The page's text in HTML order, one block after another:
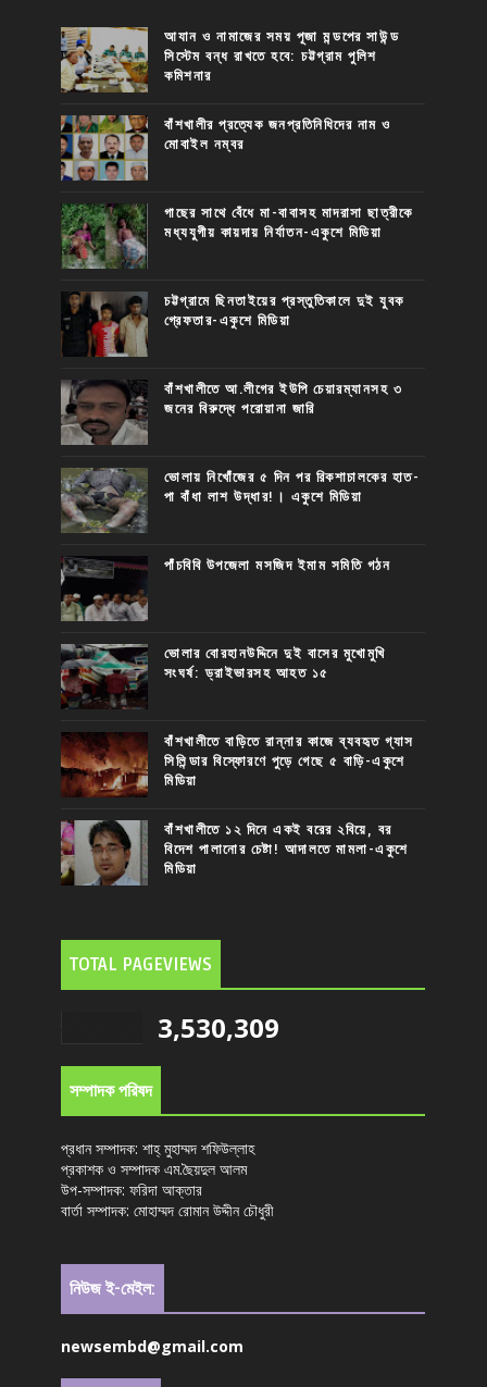
আযান ও নামাজের সময় পূজা মন্ডপের সাউন্ড
সিস্টেম বন্ধ রাখতে হবে: চট্টগ্রাম পুলিশ
কমিশনার
বাঁশখালীর প্রত্যেক জনপ্রতিনিধিদের নাম ও
মোবাইল নম্বর
গাছের সাথে বেঁধে মা-বাবাসহ মাদরাসা ছাত্রীকে
মধ্যযুগীয় কায়দায় নির্যাতন-একুশে মিডিয়া
চট্টগ্রামে ছিনতাইয়ের প্রস্তুতিকালে দুই যুবক
গ্রেফতার-একুশে মিডিয়া
বাঁশখালীতে আ.লীগের ইউপি চেয়ারম্যানসহ ৩
জনের বিরুদ্ধে পরোয়ানা জারি
ভোলায় নিখোঁজের ৫ দিন পর রিকশাচালকের হাত-
পা বাঁধা লাশ উদ্ধার!। একুশে মিডিয়া
পাঁচবিবি উপজেলা মসজিদ ইমাম সমিতি গঠন
ভোলার বোরহানউদ্দিনে দুই বাসের মুখোমুখি
সংঘর্ষ: ড্রাইভারসহ আহত ১৫
বাঁশখালীতে বাড়িতে রান্নার কাজে ব্যবহৃত গ্যাস
সিলিন্ডার বিস্ফোরণে পুড়ে গেছে ৫ বাড়ি-একুশে
মিডিয়া
বাঁশখালীতে ১২ দিনে একই বরের ২বিয়ে, বর
বিদেশ পালানোর চেষ্টা! আদালতে মামলা-একুশে
মিডিয়া
TOTAL PAGEVIEWS
3,530,309
সম্পাদক পরিষদ
প্রধান সম্পাদক: শাহ্ মুহাম্মদ শফিউল্লাহ
প্রকাশক ও সম্পাদক এম.ছৈয়দুল আলম
উপ-সম্পাদক: ফরিদা আক্তার
বার্তা সম্পাদক: মোহাম্মদ রোমান উদ্দীন চৌধুরী
নিউজ ই-মেইল:
newsembd@gmail.com